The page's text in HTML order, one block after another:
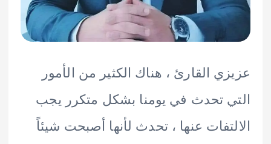
القارئ ، هناك الكثير من الأمور
تحدث في يومنا بشكل متكرر يجب
عنها ، تحدث لأنها أصبحت شيئاً